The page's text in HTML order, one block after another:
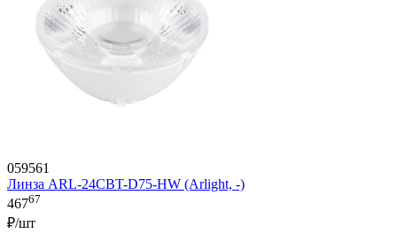
059561
Линза ARL-24CBT-D75-HW (Arlight, -)
46767
₽/шт